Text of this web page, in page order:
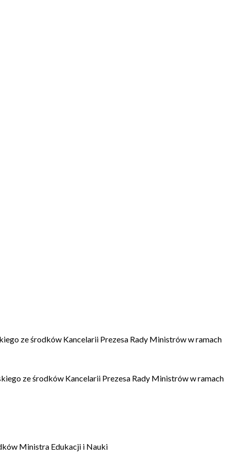
ze środków Kancelarii Prezesa Rady Ministrów w ramach
ze środków Kancelarii Prezesa Rady Ministrów w ramach
Ministra Edukacji i Nauki